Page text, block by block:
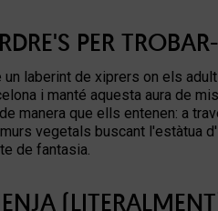
PER
laberint de xiprers on els
i manté aquesta aura de
manera que ells entenen: a
vegetals buscant l'estàtua
de fantasia.